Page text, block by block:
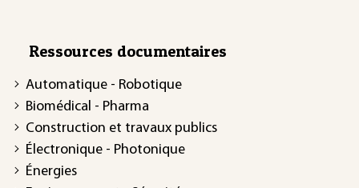
Ressources documentaires
Automatique - Robotique
Biomédical - Pharma
Construction et travaux publics
Électronique - Photonique
Énergies